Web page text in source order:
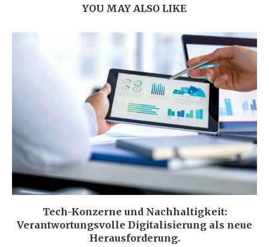
YOU MAY ALSO LIKE
Tech-Konzerne und Nachhaltigkeit:
Verantwortungsvolle Digitalisierung als neue
Herausforderung.